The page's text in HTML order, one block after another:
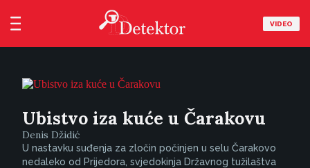
VIDEO
Ubistvo iza kuće u Čarakovu
Denis Džidić
U nastavku suđenja za zločin počinjen u selu Čarakovo
nedaleko od Prijedora, svjedokinja Državnog tužilaštva